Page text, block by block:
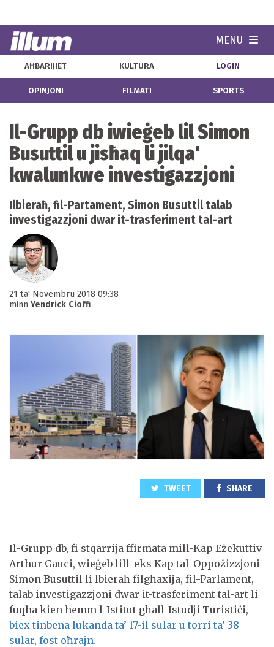
MENU
AĦBARIJIET KULTURA LOGIN
OPINJONI FILMATI SPORTS
Il-Grupp db iwieġeb lil Simon
Busuttil u jisħaq li jilqa'
kwalunkwe investigazzjoni
Ilbieraħ, fil-Partament, Simon Busuttil talab
investigazzjoni dwar it-trasferiment tal-art
21 ta' Novembru 2018 09:38
minn Yendrick Cioffi
TWEET SHARE
Il-Grupp db, fi stqarrija ffirmata mill-Kap Eżekuttiv
Arthur Gauci, wieġeb lill-eks Kap tal-Oppożizzjoni
Simon Busuttil li lbieraħ filgħaxija, fil-Parlament,
talab investigazzjoni dwar it-trasferiment tal-art li
fuqha kien hemm l-Istitut għall-Istudji Turistiċi,
biex tinbena lukanda ta’ 17-il sular u torri ta’ 38
sular, fost oħrajn.